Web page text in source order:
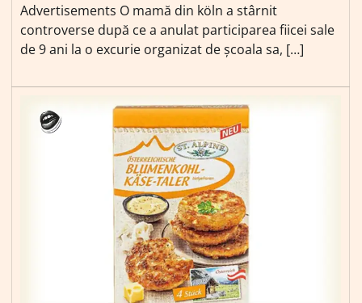
Advertisements O mamă din köln a stârnit
controverse după ce a anulat participarea fiicei sale
de 9 ani la o excurie organizat de școala sa, […]